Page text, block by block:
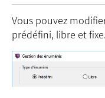
Vous pouvez
prédéfini, libre et fixe.